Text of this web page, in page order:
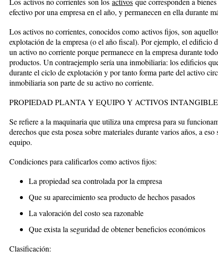
efectivo por una empresa en el año, y permanecen en ella durante
Los activos no corrientes, conocidos como activos fijos, son
explotación de la empresa (o el año fiscal). Por ejemplo, el edificio
un activo no corriente porque permanece en la empresa durante
productos. Un contraejemplo sería una inmobiliaria: los edificios
durante el ciclo de explotación y por tanto forma parte del activo
inmobiliaria son parte de su activo no corriente.
PROPIEDAD PLANTA Y EQUIPO Y ACTIVOS
Se refiere a la maquinaria que utiliza una empresa para su
derechos que esta posea sobre materiales durante varios años, a
equipo.
Condiciones para calificarlos como activos fijos:
La propiedad sea controlada por la empresa
Que su aparecimiento sea producto de hechos pasados
La valoración del costo sea razonable
Que exista la seguridad de obtener beneficios económicos
Clasificación: